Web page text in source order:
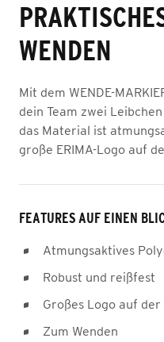
WENDEN
Mit dem WENDE-
dein Team zwei
das Material ist
große ERIMA-Logo auf
FEATURES AUF EINEN
Atmungsaktives
Robust und reißfest
Großes Logo auf der
Zum Wenden